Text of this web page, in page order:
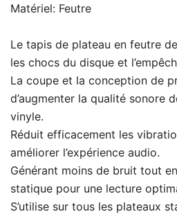
Matériel: Feutre
Le tapis de plateau en feutre
les chocs du disque et
La coupe et la conception de
d’augmenter la qualité sonore
vinyle.
Réduit efficacement les
améliorer l’expérience audio.
Générant moins de bruit tout
statique pour une lecture
S’utilise sur tous les plateaux